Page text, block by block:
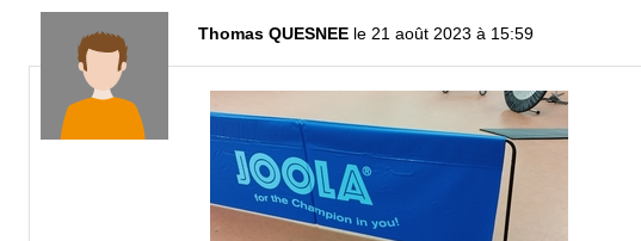
Thomas QUESNEE le 21 août 2023 à 15:59